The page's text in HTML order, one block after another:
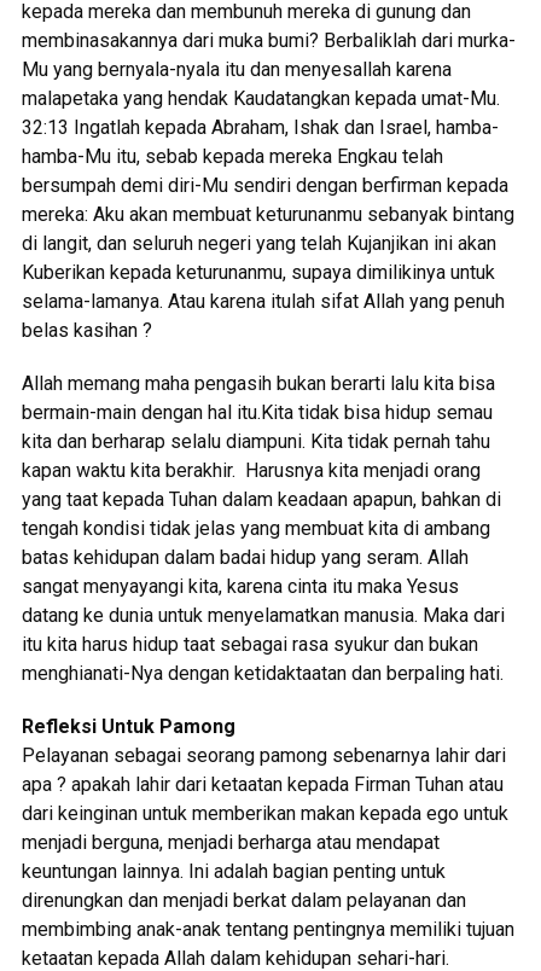
kepada mereka dan membunuh mereka di gunung dan
membinasakannya dari muka bumi? Berbaliklah dari murka-
Mu yang bernyala-nyala itu dan menyesallah karena
malapetaka yang hendak Kaudatangkan kepada umat-Mu.
32:13 Ingatlah kepada Abraham, Ishak dan Israel, hamba-
hamba-Mu itu, sebab kepada mereka Engkau telah
bersumpah demi diri-Mu sendiri dengan berfirman kepada
mereka: Aku akan membuat keturunanmu sebanyak bintang
di langit, dan seluruh negeri yang telah Kujanjikan ini akan
Kuberikan kepada keturunanmu, supaya dimilikinya untuk
selama-lamanya. Atau karena itulah sifat Allah yang penuh
belas kasihan ?
Allah memang maha pengasih bukan berarti lalu kita bisa
bermain-main dengan hal itu.Kita tidak bisa hidup semau
kita dan berharap selalu diampuni. Kita tidak pernah tahu
kapan waktu kita berakhir. Harusnya kita menjadi orang
yang taat kepada Tuhan dalam keadaan apapun, bahkan di
tengah kondisi tidak jelas yang membuat kita di ambang
batas kehidupan dalam badai hidup yang seram. Allah
sangat menyayangi kita, karena cinta itu maka Yesus
datang ke dunia untuk menyelamatkan manusia. Maka dari
itu kita harus hidup taat sebagai rasa syukur dan bukan
menghianati-Nya dengan ketidaktaatan dan berpaling hati.
Refleksi Untuk Pamong
Pelayanan sebagai seorang pamong sebenarnya lahir dari
apa ? apakah lahir dari ketaatan kepada Firman Tuhan atau
dari keinginan untuk memberikan makan kepada ego untuk
menjadi berguna, menjadi berharga atau mendapat
keuntungan lainnya. Ini adalah bagian penting untuk
direnungkan dan menjadi berkat dalam pelayanan dan
membimbing anak-anak tentang pentingnya memiliki tujuan
ketaatan kepada Allah dalam kehidupan sehari-hari.